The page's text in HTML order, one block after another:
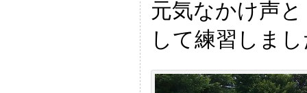
元気なかけ声
して練習しま